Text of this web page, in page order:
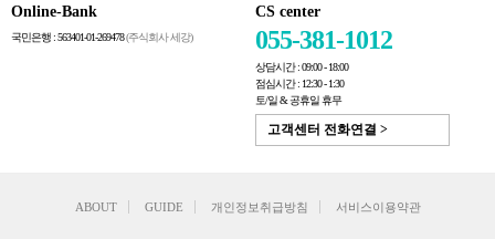
Online-Bank
국민은행 : 563401-01-269478(주식회사 세강)
CS center
055-381-1012
상담시간 : 09:00 - 18:00
점심시간 : 12:30 - 1:30
토/일 & 공휴일 휴무
고객센터 전화연결 >
ABOUT GUIDE 개인정보취급방침 서비스이용약관